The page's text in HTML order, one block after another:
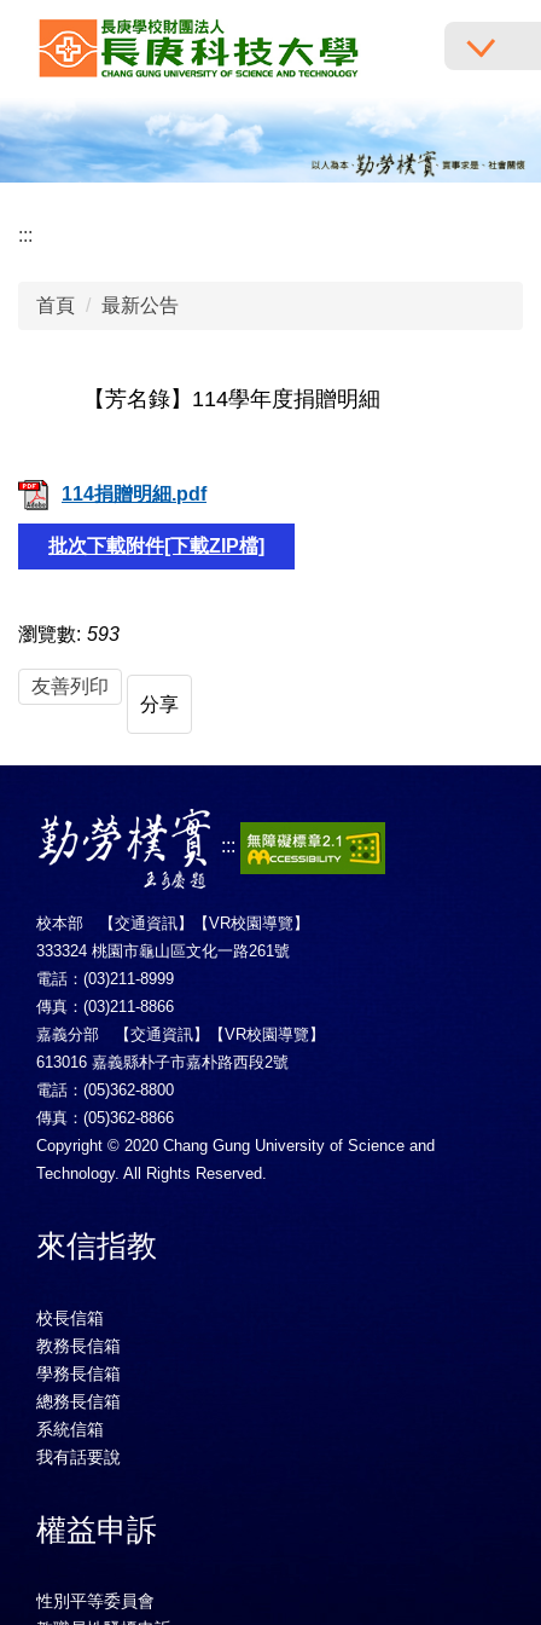
要
內
容
:::
首頁 最新公告
【芳名錄】114學年度捐贈明細
114捐贈明細.pdf
批次下載附件[下載ZIP檔]
瀏覽數: 593
友善列印
分享
:::
校本部 【交通資訊】【VR校園導覽】
333324 桃園市龜山區文化一路261號
電話：(03)211-8999
傳真：(03)211-8866
嘉義分部 【交通資訊】【VR校園導覽】
613016 嘉義縣朴子市嘉朴路西段2號
電話：(05)362-8800
傳真：(05)362-8866
Copyright © 2020 Chang Gung University of Science and
Technology. All Rights Reserved.
來信指教
校長信箱
教務長信箱
學務長信箱
總務長信箱
系統信箱
我有話要說
權益申訴
性別平等委員會